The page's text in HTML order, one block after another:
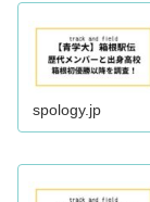
spology.jp